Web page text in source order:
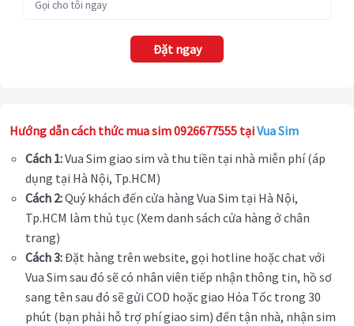
Đặt ngay
Hướng dẫn cách thức mua sim 0926677555 tạiVua Sim
Cách 1:Vua Sim giao sim và thu tiền tại nhà miễn phí (áp
dụng tại Hà Nội, Tp.HCM)
Cách 2:Quý khách đến cửa hàng Vua Sim tại Hà Nội,
Tp.HCM làm thủ tục (Xem danh sách cửa hàng ở chân
trang)
Cách 3:Đặt hàng trên website, gọi hotline hoặc chat với
Vua Sim sau đó sẽ có nhân viên tiếp nhận thông tin, hồ sơ
sang tên sau đó sẽ gửi COD hoặc giao Hỏa Tốc trong 30
phút (bạn phải hỗ trợ phí giao sim) đến tận nhà, nhận sim